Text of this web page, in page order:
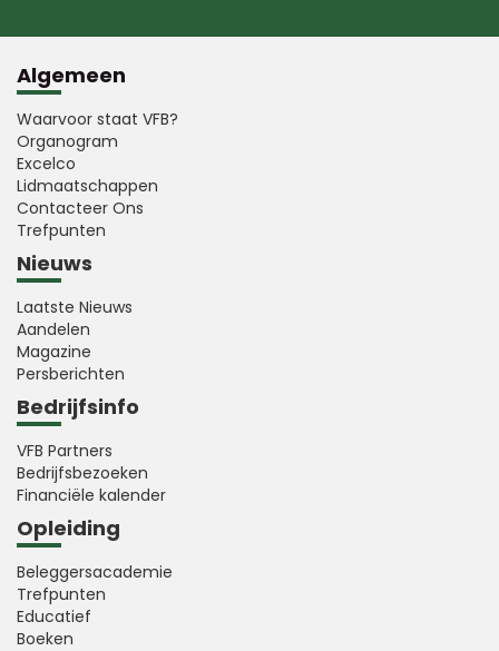
Algemeen
Waarvoor staat VFB?
Organogram
Excelco
Lidmaatschappen
Contacteer Ons
Trefpunten
Nieuws
Laatste Nieuws
Aandelen
Magazine
Persberichten
Bedrijfsinfo
VFB Partners
Bedrijfsbezoeken
Financiële kalender
Opleiding
Beleggersacademie
Trefpunten
Educatief
Boeken